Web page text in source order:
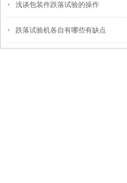
浅谈包装件跌落试验的操作
跌落试验机各自有哪些有缺点